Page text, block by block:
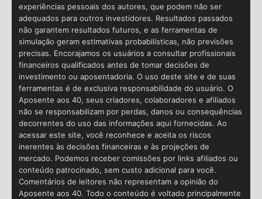
experiências pessoais dos autores, que podem não ser
adequados para outros investidores. Resultados passados
não garantem resultados futuros, e as ferramentas de
simulação geram estimativas probabilísticas, não previsões
precisas. Encorajamos os usuários a consultar profissionais
financeiros qualificados antes de tomar decisões de
investimento ou aposentadoria. O uso deste site e de suas
ferramentas é de exclusiva responsabilidade do usuário. O
Aposente aos 40, seus criadores, colaboradores e afiliados
não se responsabilizam por perdas, danos ou consequências
decorrentes do uso das informações aqui fornecidas. Ao
acessar este site, você reconhece e aceita os riscos
inerentes às decisões financeiras e às projeções de
mercado. Podemos receber comissões por links afiliados ou
conteúdo patrocinado, sem custo adicional para você.
Comentários de leitores não representam a opinião do
Aposente aos 40. Todo o conteúdo é voltado principalmente